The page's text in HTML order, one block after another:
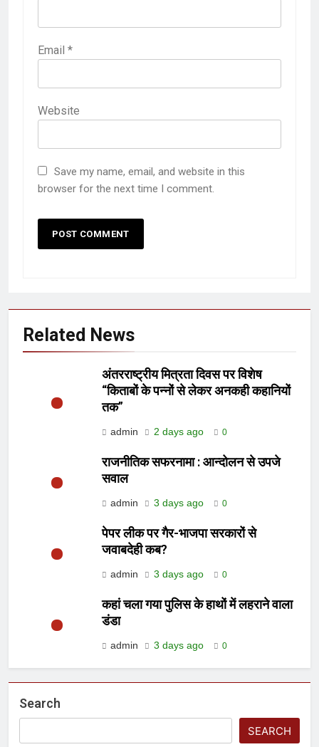
Email *
Website
Save my name, email, and website in this
browser for the next time I comment.
Related News
अंतरराष्ट्रीय मित्रता दिवस पर विशेष
“किताबों के पन्नों से लेकर अनकही कहानियों
तक”
admin 2 days ago 0
राजनीतिक सफरनामा : आन्दोलन से उपजे
सवाल
admin 3 days ago 0
पेपर लीक पर गैर-भाजपा सरकारों से
जवाबदेही कब?
admin 3 days ago 0
कहां चला गया पुलिस के हाथों में लहराने वाला
डंडा
admin 3 days ago 0
Search
SEARCH